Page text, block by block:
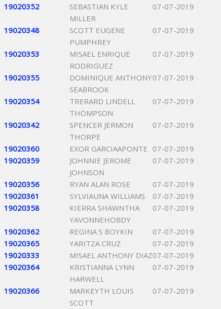
19020352
SEBASTIAN KYLE
MILLER
07-07-2019
19020348
SCOTT EUGENE
PUMPHREY
07-07-2019
19020353
MISAEL ENRIQUE
RODRIGUEZ
07-07-2019
19020355
DOMINIQUE ANTHONY
SEABROOK
07-07-2019
19020354
TRERARD LINDELL
THOMPSON
07-07-2019
19020342
SPENCER JERMON
THORPE
07-07-2019
19020360 EXOR GARCIAAPONTE 07-07-2019
19020359
JOHNNIE JEROME
JOHNSON
07-07-2019
19020356 RYAN ALAN ROSE
07-07-2019
19020361
SYLVIAUNA WILLIAMS
07-07-2019
19020358
KIERRA SHAWNTHA
YAVONNEHOBDY
07-07-2019
19020362 REGINA S BOYKIN
07-07-2019
19020365
YARITZA CRUZ
07-07-2019
19020333
MISAEL ANTHONY DIAZ07-07-2019
19020364
KRISTIANNA LYNN
HARWELL
07-07-2019
19020366
MARKEYTH LOUIS
SCOTT
07-07-2019